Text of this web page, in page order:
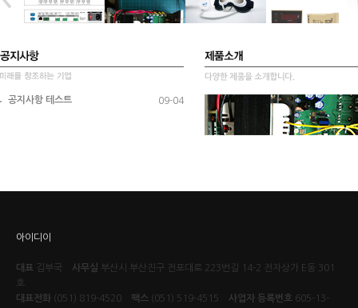
공지사항 테스트 09-04
아이디이
대표 김부국 사무실 부산시 부산진구 전포대로 223번길 14-2 전자상가 E동 301
호
대표전화 (051) 819-4520 팩스 (051) 519-4515 사업자 등록번호 605-13-